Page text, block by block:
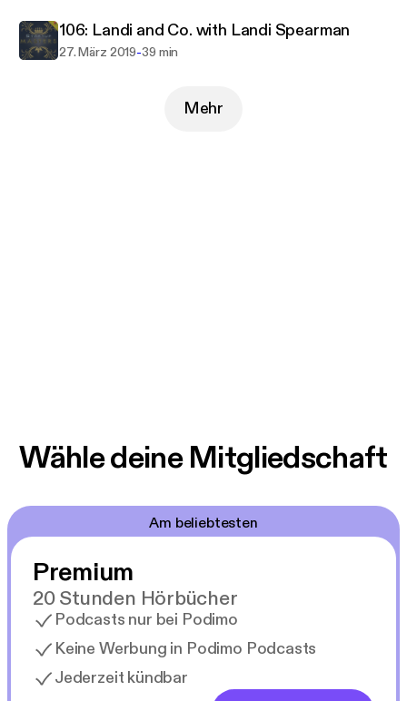
106: Landi and Co. with Landi Spearman
27. März 2019-39 min
Mehr
Wähle deine Mitgliedschaft
Am beliebtesten
Premium
20 Stunden Hörbücher
Podcasts nur bei Podimo
Keine Werbung in Podimo Podcasts
Jederzeit kündbar